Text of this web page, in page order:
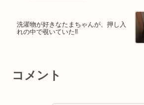
洗濯物が好きなたまちゃんが、押し入
れの中で覗いていた‼️
コメント